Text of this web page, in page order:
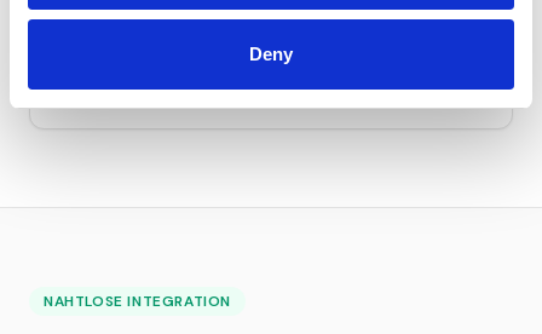
Deny
Jeder Schaden wird mit Fotos, Kostenvoranschlägen,
bei Versicherungsverhandlungen, Leasingrückgabe
und Fahrzeugverkauf.
NAHTLOSE INTEGRATION